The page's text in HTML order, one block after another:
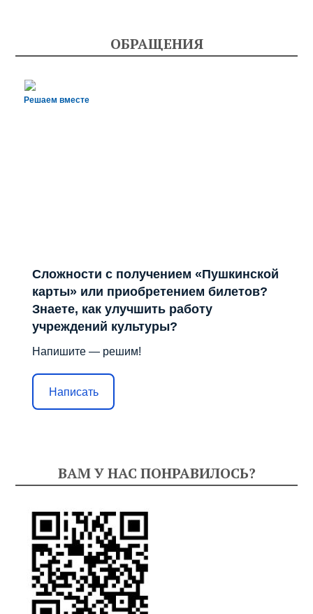
ОБРАЩЕНИЯ
Решаем вместе
Сложности с получением «Пушкинской
карты» или приобретением билетов?
Знаете, как улучшить работу
учреждений культуры?
Напишите — решим!
Написать
ВАМ У НАС ПОНРАВИЛОСЬ?